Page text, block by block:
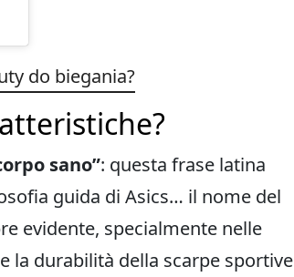
do biegania?
sano”: questa frase latina
guida di Asics… il nome del
evidente, specialmente nelle
la durabilità della scarpe sportive